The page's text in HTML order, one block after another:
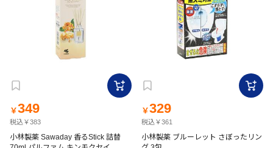
￥349
税込￥383
小林製薬 Sawaday 香るStick 詰替
￥329
税込￥361
小林製薬 ブルーレット さぼったリン